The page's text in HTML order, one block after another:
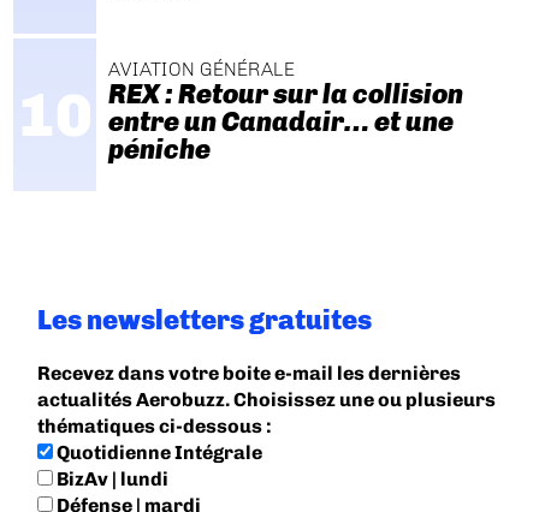
AVIATION GÉNÉRALE
REX : Retour sur la collision
entre un Canadair… et une
péniche
Les newsletters gratuites
Recevez dans votre boite e-mail les dernières
actualités Aerobuzz. Choisissez une ou plusieurs
thématiques ci-dessous :
Quotidienne Intégrale
BizAv | lundi
Défense | mardi